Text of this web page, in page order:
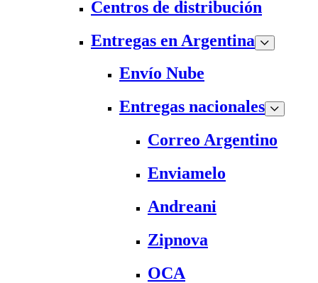
Centros de distribución
Entregas en Argentina
Envío Nube
Entregas nacionales
Correo Argentino
Enviamelo
Andreani
Zipnova
OCA